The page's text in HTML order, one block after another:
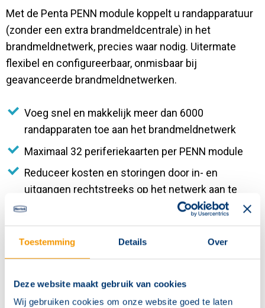
Toestemming Details Over
Deze website maakt gebruik van cookies
Wij gebruiken cookies om onze website goed te laten
Met de Penta PENN module koppelt u randapparatuur
(zonder een extra brandmeldcentrale) in het
brandmeldnetwerk, precies waar nodig. Uitermate
flexibel en configureerbaar, onmisbaar bij
geavanceerde brandmeldnetwerken.
Voeg snel en makkelijk meer dan 6000
randapparaten toe aan het brandmeldnetwerk
Maximaal 32 periferiekaarten per PENN module
Reduceer kosten en storingen door in- en
uitgangen rechtstreeks op het netwerk aan te
sluiten.